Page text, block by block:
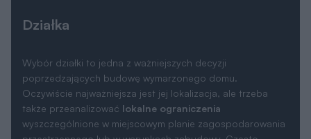
Działka
Wybór działki to jedna z ważniejszych decyzji
poprzedzających budowę wymarzonego domu.
Oczywiście najważniejsza jest jej lokalizacja, ale trzeba
także przeanalizować lokalne ograniczenia
wyszczególnione w miejscowym planie zagospodarowania